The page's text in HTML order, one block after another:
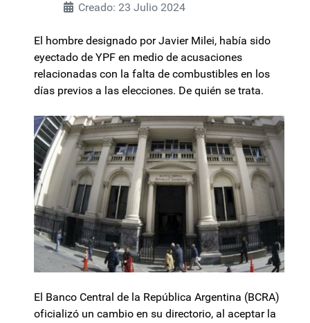
Creado: 23 Julio 2024
El hombre designado por Javier Milei, había sido
eyectado de YPF en medio de acusaciones
relacionadas con la falta de combustibles en los
días previos a las elecciones. De quién se trata.
El Banco Central de la República Argentina (BCRA)
oficializó un cambio en su directorio, al aceptar la